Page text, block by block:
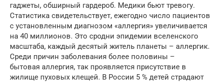
гаджеты, обширный гардероб. Медики бьют тревогу.
Статистика свидетельствует, ежегодно число пациентов
с установленным диагнозом «аллергия» увеличивается
на 40 миллионов. Это сродни эпидемии вселенского
масштаба, каждый десятый житель планеты – аллергик.
Среди причин заболевания более половины –
бытовая аллергия, так проявляется присутствие в
жилище пуховых клещей. В России 5 % детей страдают